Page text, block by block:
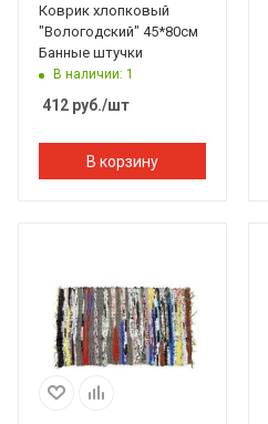
Коврик хлопковый
"Вологодский" 45*80см
Банные штучки
В наличии: 1
412 руб./шт
В корзину